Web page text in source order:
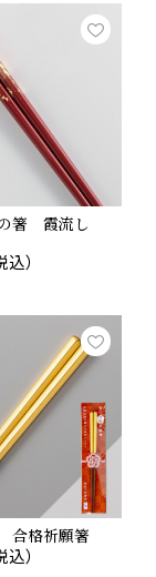
箸 霞流し
込）
合格祈願箸
込）